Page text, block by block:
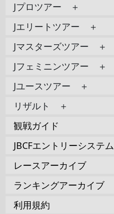
Jプロツアー ＋
Jエリートツアー ＋
Jマスターズツアー ＋
Jフェミニンツアー ＋
Jユースツアー ＋
リザルト ＋
観戦ガイド
JBCFエントリーシステム
レースアーカイブ
ランキングアーカイブ
利用規約